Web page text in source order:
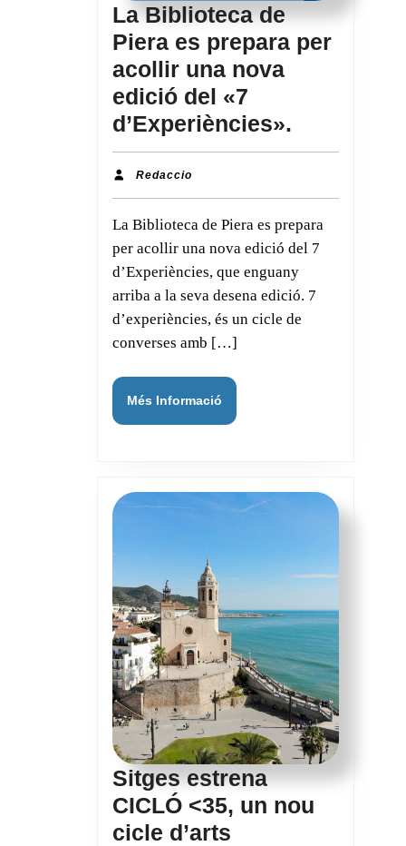
La Biblioteca de
Piera es prepara per
acollir una nova
edició del «7
d’Experiències».
Biblioteca
Piera
es
prepara
per
acollir
Redaccio
La Biblioteca de Piera es prepara
per acollir una nova edició del 7
d’Experiències, que enguany
arriba a la seva desena edició. 7
d’experiències, és un cicle de
converses amb […]
Més Informació
Informació
Sitges estrena
CICLÓ <35, un nou
cicle d’arts